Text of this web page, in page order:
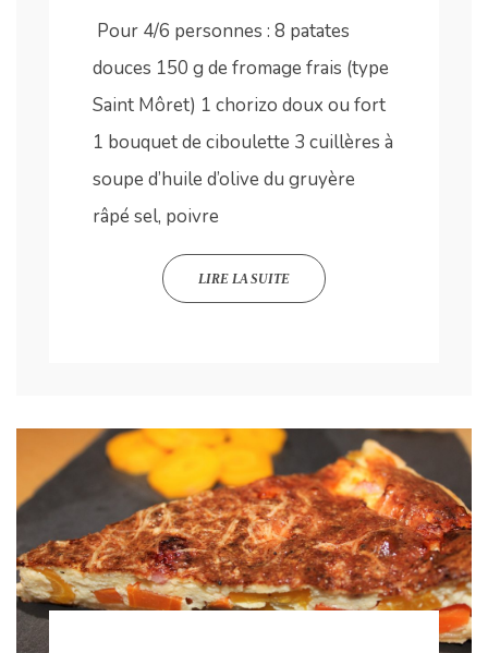
Pour 4/6 personnes : 8 patates
douces 150 g de fromage frais (type
Saint Môret) 1 chorizo doux ou fort
1 bouquet de ciboulette 3 cuillères à
soupe d’huile d’olive du gruyère
râpé sel, poivre
LIRE LA SUITE